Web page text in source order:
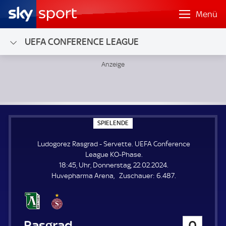
Menü
UEFA CONFERENCE LEAGUE
SPIELENDE
P
E
E
N
E
Ludogorez Rasgrad - Servette. UEFA Conference
League KO-Phase.
18:45, Uhr, Donnerstag, 22.02.2024.
Huvepharma Arena
Zuschauer: Z
6.487.